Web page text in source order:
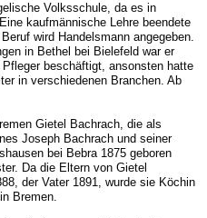
Volksschule, da es in
kaufmännische Lehre beendete
wird Handelsmann angegeben.
in Bethel bei Bielefeld war er
beschäftigt, ansonsten hatte
in verschiedenen Branchen. Ab
Gietel Bachrach, die als
Joseph Bachrach und seiner
bei Bebra 1875 geboren
Da die Eltern von Gietel
der Vater 1891, wurde sie Köchin
Bremen.